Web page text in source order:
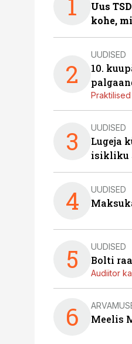
Uus
kohe,
2
UUDISED
10.
3 UUDISED
Lugeja
isikliku
4 UUDISED
5 UUDISED
Bolti
Audiitor
6 Meelis